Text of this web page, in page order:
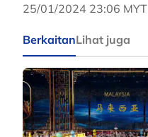
25/01/2024 23:06 MYT
BerkaitanLihat juga